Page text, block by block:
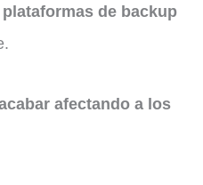
plataformas de backup
afectando a los